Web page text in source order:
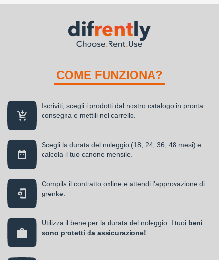
COME FUNZIONA?
Iscriviti, scegli i prodotti dal nostro catalogo in pronta
consegna e mettili nel carrello.
Scegli la durata del noleggio (18, 24, 36, 48 mesi) e
calcola il tuo canone mensile.
Compila il contratto online e attendi l’approvazione di
grenke.
Utilizza il bene per la durata del noleggio. I tuoi beni
sono protetti da assicurazione!